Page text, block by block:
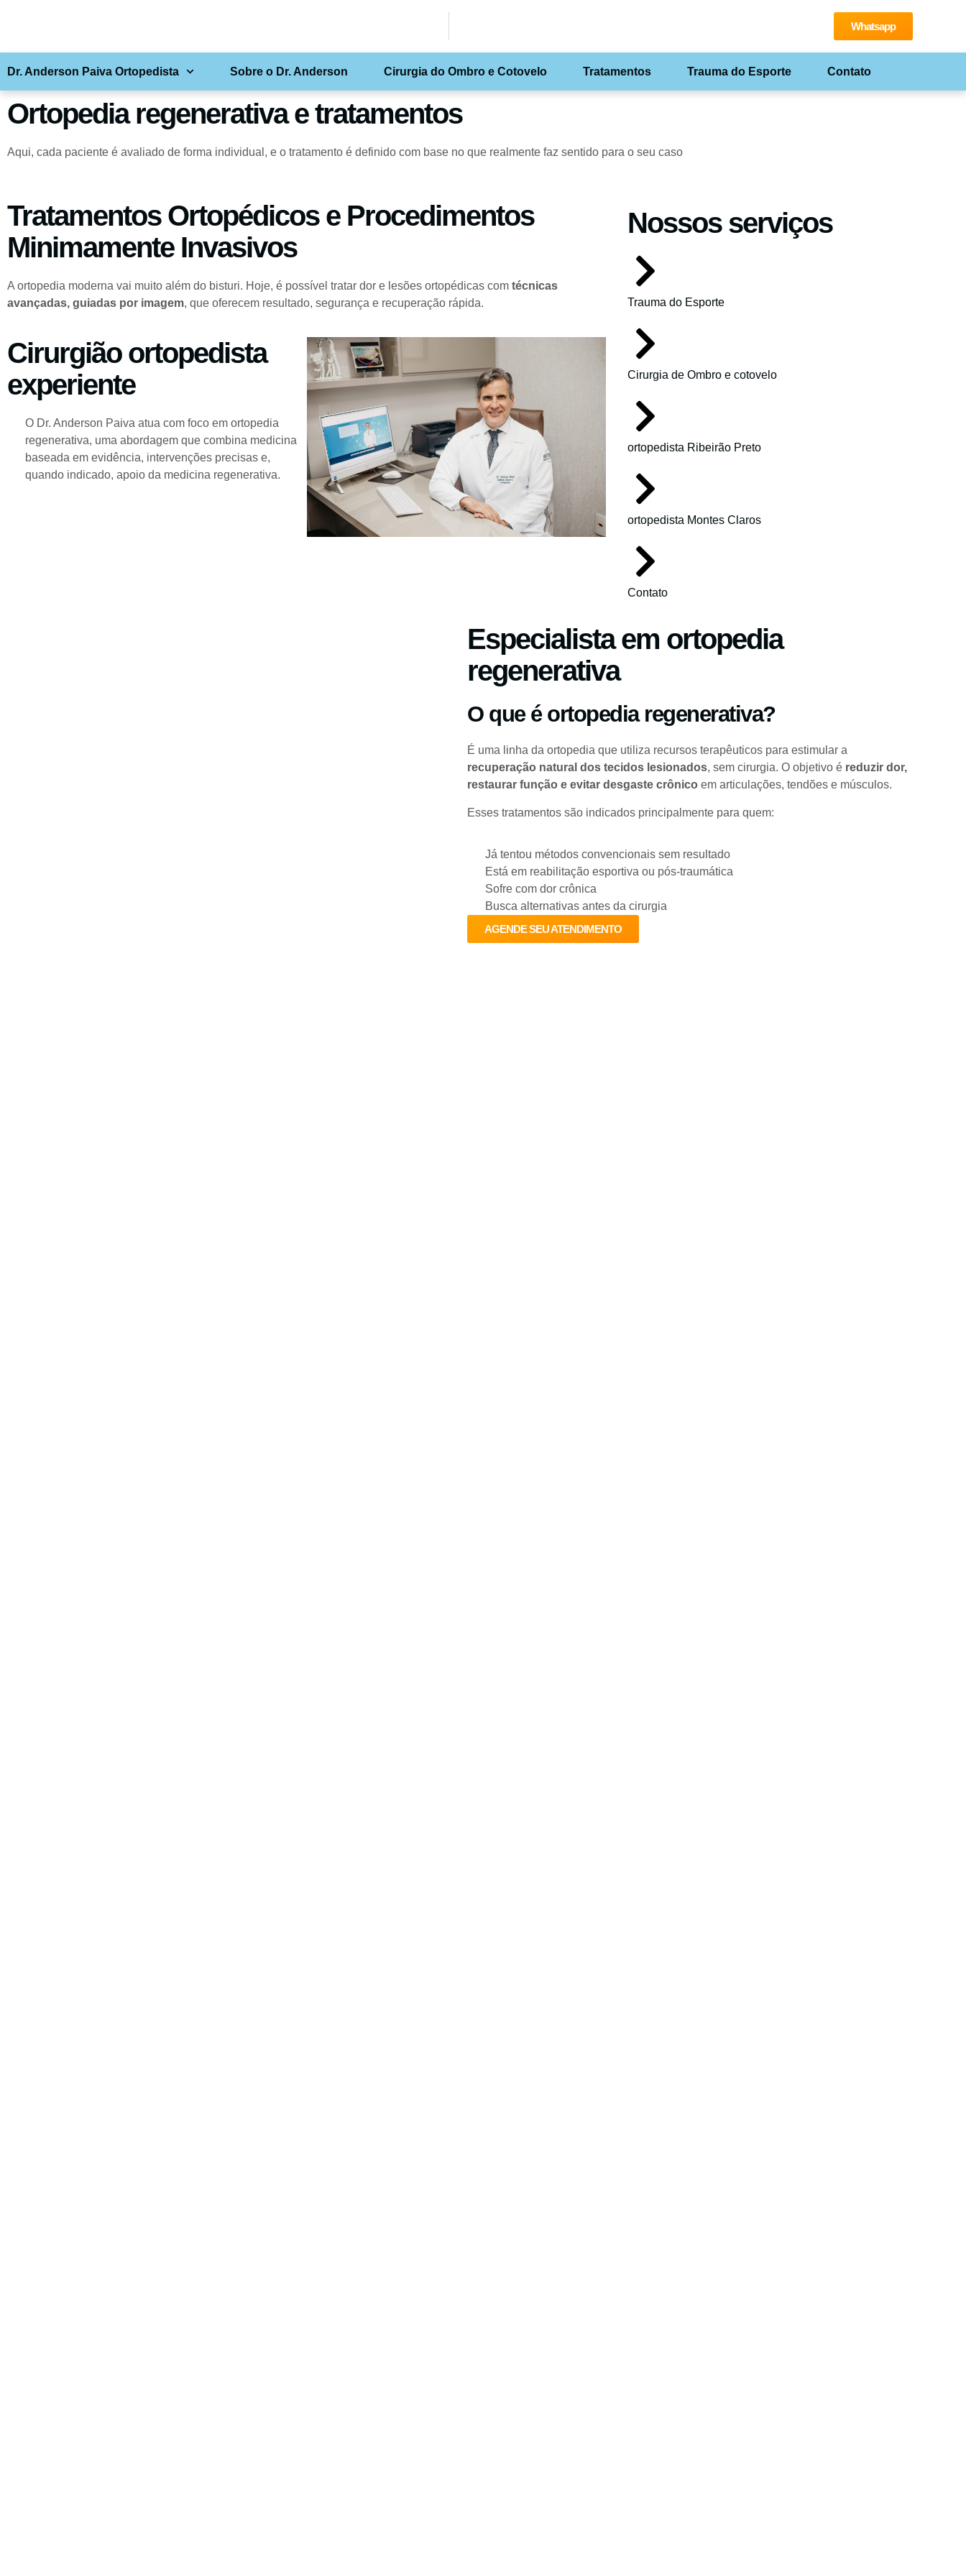
Whatsapp
Dr. Anderson Paiva Ortopedista Sobre o Dr. Anderson Cirurgia do Ombro e Cotovelo Tratamentos Trauma do Esporte Contato
Ortopedia regenerativa e tratamentos
Aqui, cada paciente é avaliado de forma individual, e o tratamento é definido com base no que realmente faz sentido para o seu caso
Tratamentos Ortopédicos e Procedimentos
Minimamente Invasivos
A ortopedia moderna vai muito além do bisturi. Hoje, é possível tratar dor e lesões ortopédicas com técnicas
avançadas, guiadas por imagem, que oferecem resultado, segurança e recuperação rápida.
Cirurgião ortopedista
experiente
O Dr. Anderson Paiva atua com foco em ortopedia
regenerativa, uma abordagem que combina medicina
baseada em evidência, intervenções precisas e,
quando indicado, apoio da medicina regenerativa.
Nossos serviços
Trauma do Esporte
Cirurgia de Ombro e cotovelo
ortopedista Ribeirão Preto
ortopedista Montes Claros
Contato
Especialista em ortopedia
regenerativa
O que é ortopedia regenerativa?
É uma linha da ortopedia que utiliza recursos terapêuticos para estimular a
recuperação natural dos tecidos lesionados, sem cirurgia. O objetivo é reduzir dor,
restaurar função e evitar desgaste crônico em articulações, tendões e músculos.
Esses tratamentos são indicados principalmente para quem:
Já tentou métodos convencionais sem resultado
Está em reabilitação esportiva ou pós-traumática
Sofre com dor crônica
Busca alternativas antes da cirurgia
AGENDE SEU ATENDIMENTO